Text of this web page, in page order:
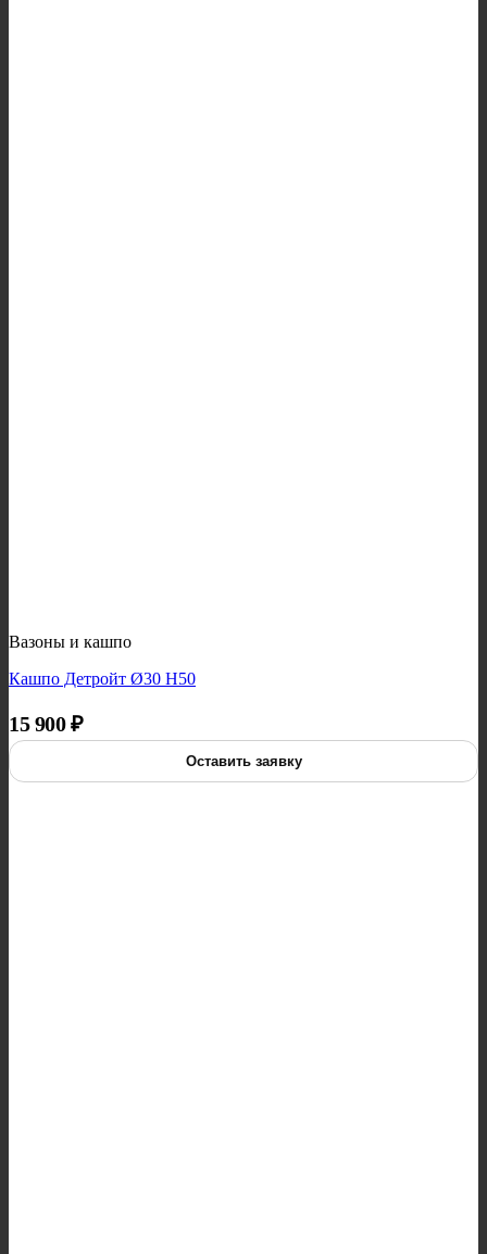
Вазоны и кашпо
Кашпо Детройт Ø30 H50
15 900₽
Оставить заявку